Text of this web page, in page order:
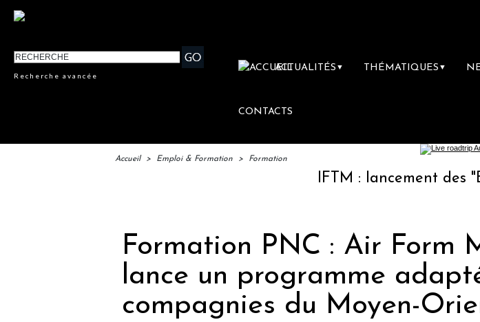
Recherche avancée
ACTUALITÉS ▼ THÉMATIQUES ▼
CONTACTS
Accueil > Emploi & Formation > Formation
IFTM : lancement des "Escales
Formation PNC : Air Form
lance un programme
compagnies du Moyen-